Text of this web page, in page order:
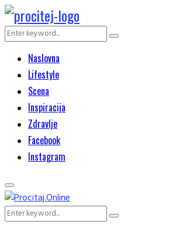
Search
Search
Naslovna
Lifestyle
Scena
Inspiracija
Zdravlje
Facebook
Instagram
Primary
Menu
Search
Search